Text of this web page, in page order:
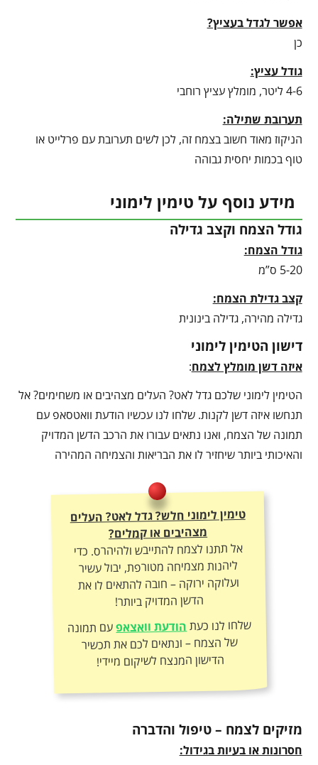
אפשר לגדל בעציץ?
כן
גודל עציץ:
4-6 ליטר, מומלץ עציץ רוחבי
תערובת שתילה:
הניקוז מאוד חשוב בצמח זה, לכן לשים תערובת עם פרלייט או
טוף בכמות יחסית גבוהה
מידע נוסף על טימין לימוני
גודל הצמח וקצב גדילה
גודל הצמח:
5-20 ס”מ
קצב גדילת הצמח:
גדילה מהירה, גדילה בינונית
דישון הטימין לימוני
איזה דשן מומלץ לצמח:
הטימין לימוני שלכם גדל לאט? העלים מצהיבים או משחימים? אל
תנחשו איזה דשן לקנות. שלחו לנו עכשיו הודעת וואטסאפ עם
תמונה של הצמח, ואנו נתאים עבורו את הרכב הדשן המדויק
והאיכותי ביותר שיחזיר לו את הבריאות והצמיחה המהירה
טימין לימוני חלש? גדל לאט? העלים
מצהיבים או קמלים?
אל תתנו לצמח להתייבש ולהיהרס. כדי
ליהנות מצמיחה מטורפת, יבול עשיר
ועלוקה ירוקה – חובה להתאים לו את
הדשן המדויק ביותר!
שלחו לנו כעתהודעת וואצאפעם תמונה
של הצמח – ונתאים לכם את תכשיר
הדישון המנצח לשיקום מיידי!
מזיקים לצמח – טיפול והדברה
חסרונות או בעיות בגידול: